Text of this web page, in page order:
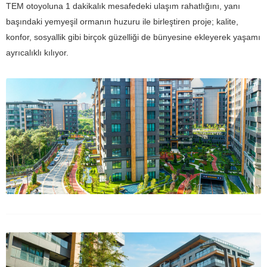
TEM otoyoluna 1 dakikalık mesafedeki ulaşım rahatlığını, yanı
başındaki yemyeşil ormanın huzuru ile birleştiren proje; kalite,
konfor, sosyallik gibi birçok güzelliği de bünyesine ekleyerek yaşamı
ayrıcalıklı kılıyor.